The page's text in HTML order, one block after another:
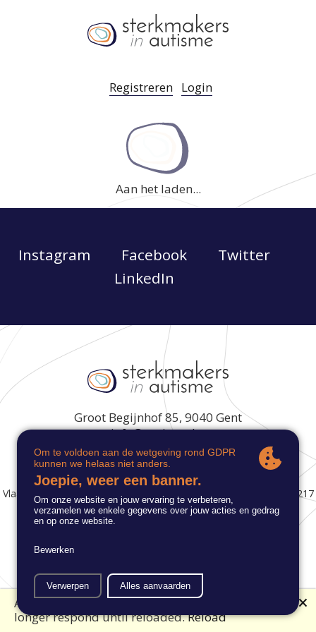
MENU
Registreren Login
Aan het laden...
Instagram Facebook
Twitter
LinkedIn
Groot Begijnhof 85, 9040 Gent
info@autisme.be
Vlaamse Dienst Autisme © 2021 | ondernemingsnummer: 0462 217
569 |privacybeleid
An error has occurred. This application may no
longer respond until reloaded.Reload
🗙